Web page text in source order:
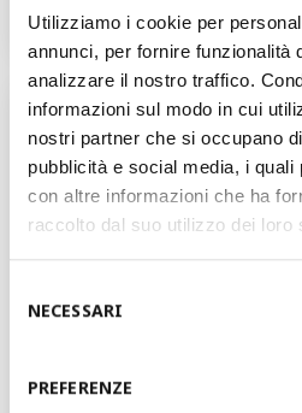
Utilizziamo i cookie per
annunci, per fornire funzionalità
analizzare il nostro traffico.
informazioni sul modo in cui
nostri partner che si occupano
pubblicità e social media, i quali
con altre informazioni che ha
raccolto dal suo utilizzo dei loro
delNECESSARI
PREFERENZE
TEMPO ATTREZZAGGIO
TECNOLOGIE
Profilatura